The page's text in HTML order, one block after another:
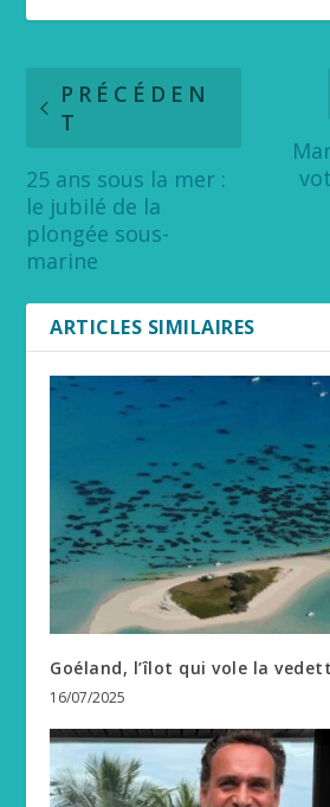
PRÉCÉDEN
T
25 ans sous la mer :
le jubilé de la
plongée sous-
marine
ARTICLES SIMILAIRES
Goéland, l’îlot qui vole la
16/07/2025